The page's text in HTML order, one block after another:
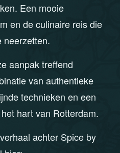
Een mooie
en de culinaire reis die
neerzetten.
aanpak treffend
van authentieke
technieken en een
hart van Rotterdam.
achter Spice by